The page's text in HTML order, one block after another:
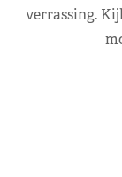
verrassing.